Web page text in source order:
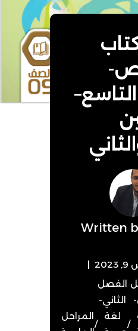
Written
/
الفصل
الثاني-
لغة
/
المراحل